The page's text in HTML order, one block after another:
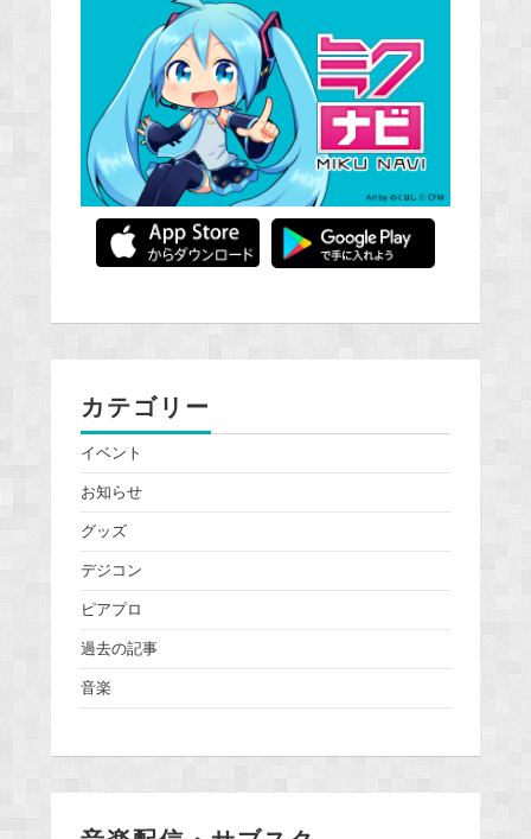
カテゴリー
イベント
お知らせ
グッズ
デジコン
ピアプロ
過去の記事
音楽